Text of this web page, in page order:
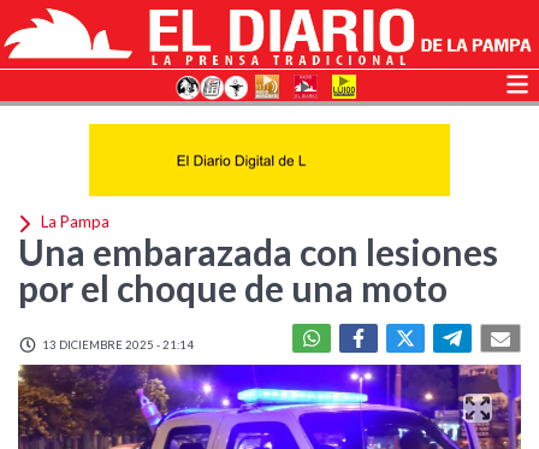
La Pampa
Una embarazada con lesiones
por el choque de una moto
13 DICIEMBRE 2025 - 21:14